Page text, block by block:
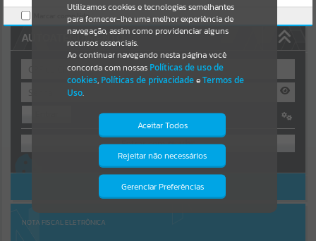
Por favor, aguarde...
NOTÍCIAS
Por favor, aguarde...
Por favor, aguarde...
AUTOATENDIMENTO
OU
Cadastre-se|Recuperar Senha
ACESSAR SEM LOGIN
NOTA FISCAL ELETRÔNICA
Utilizamos cookies e tecnologias semelhantes
para fornecer-lhe uma melhor experiência de
navegação, assim como providenciar alguns
recursos essenciais.
Ao continuar navegando nesta página você
concorda com nossas Políticas de uso de
cookies, Políticas de privacidadeeTermos de
Uso.
Aceitar Todos
Rejeitar não necessários
Gerenciar Preferências
Isto significa que diversos recursos
providenciados poderão não estar
Marcar como lido.